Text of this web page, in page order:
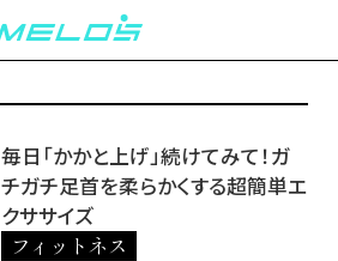
毎日「かかと上げ」続けてみて！ガ
チガチ足首を柔らかくする超簡単エ
クササイズ
フィットネス